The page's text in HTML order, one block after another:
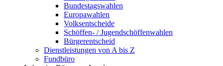
Bundestagswahlen
Europawahlen
Volksentscheide
Schöffen- / Jugendschöffenwahlen
Bürgerentscheid
Dienstleistungen von A bis Z
Fundbüro